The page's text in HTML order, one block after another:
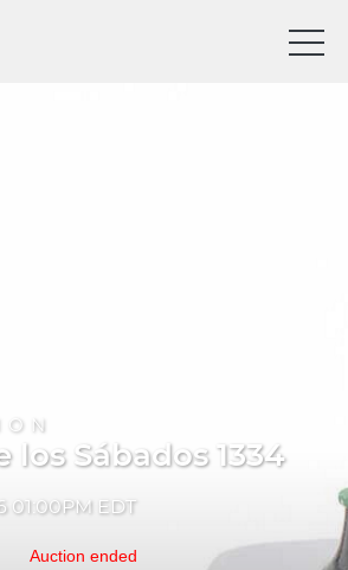
los Sábados 1334
01:00PM EDT
Auction ended